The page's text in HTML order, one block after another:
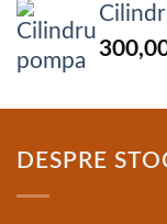
DESPRE